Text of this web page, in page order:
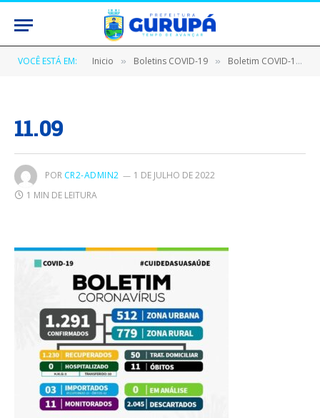
VOCÊ ESTÁ EM: Inicio » Boletins COVID-19 » Boletim COVID-19 (11/09/2020)
11.09
POR CR2-ADMIN2
1 DE JULHO DE 2022
1 MIN DE LEITURA